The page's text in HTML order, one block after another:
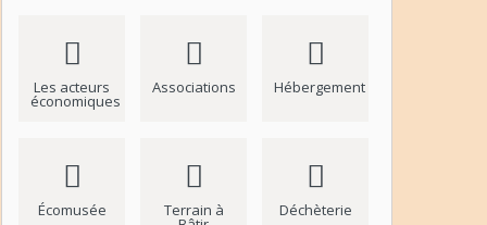
Les acteurs
économiques
Associations Hébergement
Écomusée Terrain à Déchèterie